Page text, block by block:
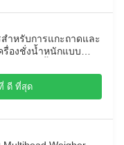
ำหรับการแกะถาดและ
รื่องชั่งน้ำหนักแบบ
ดี ที่สุด